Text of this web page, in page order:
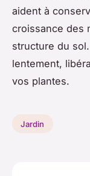
aident à
croissance des
structure du
lentement,
vos plantes.
Jardin